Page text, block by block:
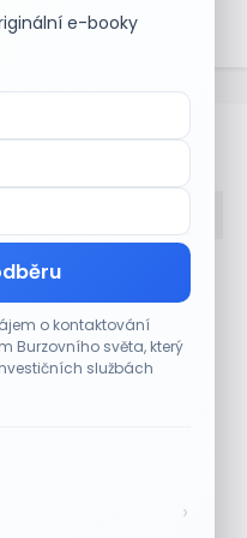
e-booky
o kontaktování
Burzovního světa, který
službách
›
Komoditní trhy
Komunální dluhopisy
Kontinuální režim
Konvertibilní obligace
Korporátní dluhopisy